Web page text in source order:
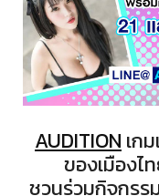
AUDITION เก
ของเมืองไ
ชวนร่วมกิจกรร